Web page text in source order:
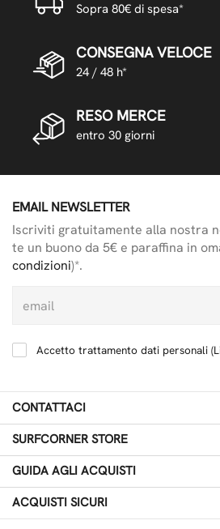
Sopra 80€ di spesa*
CONSEGNA VELOCE
24 / 48 h*
RESO MERCE
entro 30 giorni
EMAIL NEWSLETTER
Iscriviti gratuitamente alla nostra
te un buono da 5€ e paraffina in
condizioni)*.
Accetto trattamento dati personali (
CONTATTACI
SURFCORNER STORE
GUIDA AGLI ACQUISTI
ACQUISTI SICURI